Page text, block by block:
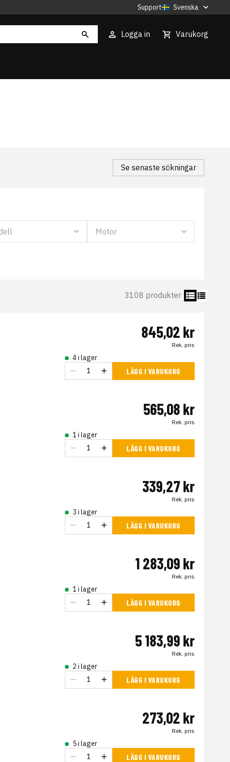
Support Svenska
Logga in Varukorg
Se senaste sökningar
3108 produkter
845,02 kr
Rek. pris
4 i lager
LÄGG I VARUKORG
565,08 kr
Rek. pris
1 i lager
LÄGG I VARUKORG
339,27 kr
Rek. pris
3 i lager
LÄGG I VARUKORG
1 283,09 kr
Rek. pris
1 i lager
LÄGG I VARUKORG
5 183,99 kr
Rek. pris
2 i lager
LÄGG I VARUKORG
273,02 kr
Rek. pris
5 i lager
LÄGG I VARUKORG